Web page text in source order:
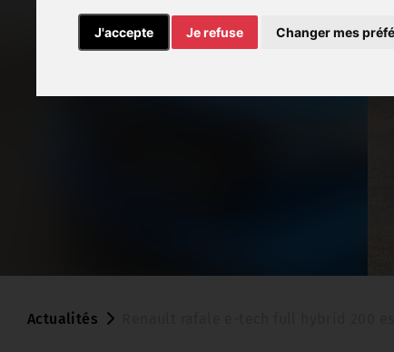
J'accepte Je refuse Changer mes
Actualités